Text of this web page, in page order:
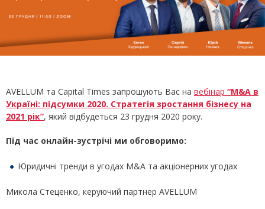
AVELLUM та Capital Times запрошують Вас на вебінар “M&A в
Україні: підсумки 2020. Стратегія зростання бізнесу на
2021 рік”, який відбудеться 23 грудня 2020 року.
Під час онлайн-зустрічі ми обговоримо:
Юридичні тренди в угодах M&A та акціонерних угодах
Микола Стеценко, керуючий партнер AVELLUM